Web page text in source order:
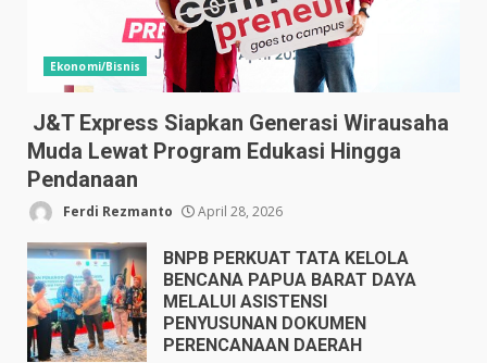
Ekonomi/Bisnis
J&T Express Siapkan Generasi Wirausaha
Muda Lewat Program Edukasi Hingga
Pendanaan
Ferdi Rezmanto April 28, 2026
BNPB PERKUAT TATA KELOLA
BENCANA PAPUA BARAT DAYA
MELALUI ASISTENSI
PENYUSUNAN DOKUMEN
PERENCANAAN DAERAH